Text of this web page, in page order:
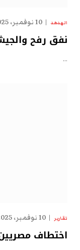
الهدهد 10 نوفمبر، 2025
نفق رفح
…
تقارير 10 نوفمبر، 2025
اختطاف